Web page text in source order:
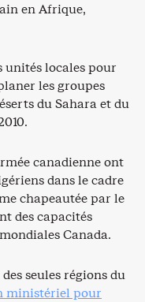
en Afrique,
unités locales pour
les groupes
du Sahara et du
canadienne ont
dans le cadre
chapeautée par le
des capacités
Canada.
seules régions du
ministériel pour